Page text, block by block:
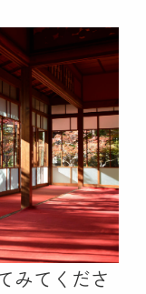
みてくださ